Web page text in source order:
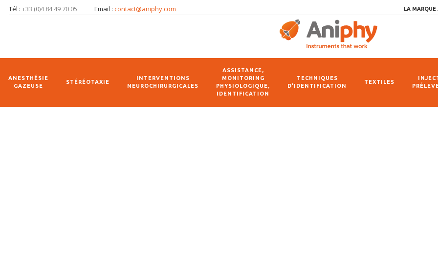
Tél : +33 (0)4 84 49 70 05 Email : contact@aniphy.com LA MARQUE
ANESTHÉSIE
GAZEUSE
STÉRÉOTAXIE
INTERVENTIONS
NEUROCHIRURGICALES
ASSISTANCE,
MONITORING
PHYSIOLOGIQUE,
IDENTIFICATION
TECHNIQUES
D’IDENTIFICATION
TEXTILES